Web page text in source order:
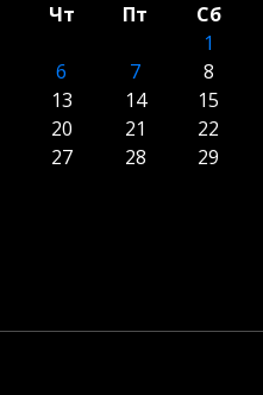
Чт Пт
Сб
1
6 7
8
13 14
15
20 21
22
27 28
29